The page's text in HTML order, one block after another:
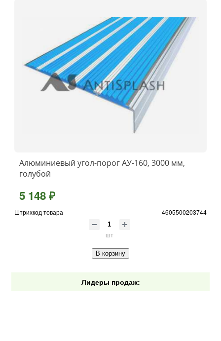
Алюминиевый угол-порог АУ-160, 3000 мм,
голубой
5 148 ₽
Штрихкод товара 4605500203744
шт
В корзину
Лидеры продаж: